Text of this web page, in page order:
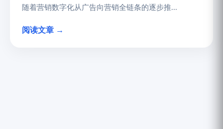
随着营销数字化从广告向营销全链条的逐步推...
阅读文章 →